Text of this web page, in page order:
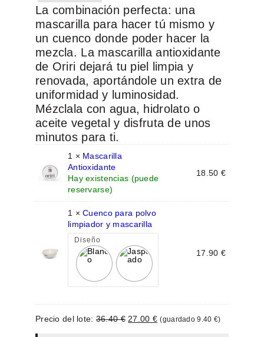
r
e
c
i
o
o
r
i
g
i
n
a
l
e
r
a
:
3
6
.
r
e
c
i
o
a
c
a
s
:
2
7
.
0
0
La combinación perfecta: una
mascarilla para hacer tú mismo y
un cuenco donde poder hacer la
mezcla. La mascarilla antioxidante
de Oriri dejará tu piel limpia y
renovada, aportándole un extra de
uniformidad y luminosidad.
Mézclala con agua, hidrolato o
aceite vegetal y disfruta de unos
minutos para ti.
1 × Mascarilla
Antioxidante
Hay existencias (puede
reservarse)
18.50 €
1 ×Cuenco para polvo
limpiador y mascarilla
Diseño
17.90 €
Precio del lote: 36.40€ 27.00 € (guardado9.40 €)